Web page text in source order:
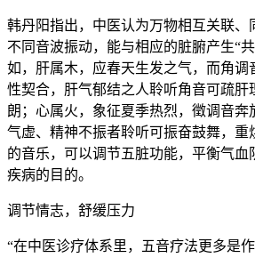
韩丹阳指出，中医认为万物相互关联、
不同音波振动，能与相应的脏腑产生“
如，肝属木，应春天生发之气，而角调
性契合，肝气郁结之人聆听角音可疏肝
朗；心属火，象征夏季热烈，徵调音
气虚、精神不振者聆听可振奋鼓舞，重
的音乐，可以调节五脏功能，平衡气血
疾病的目的。
调节情志，舒缓压力
“在中医诊疗体系里，五音疗法更多是